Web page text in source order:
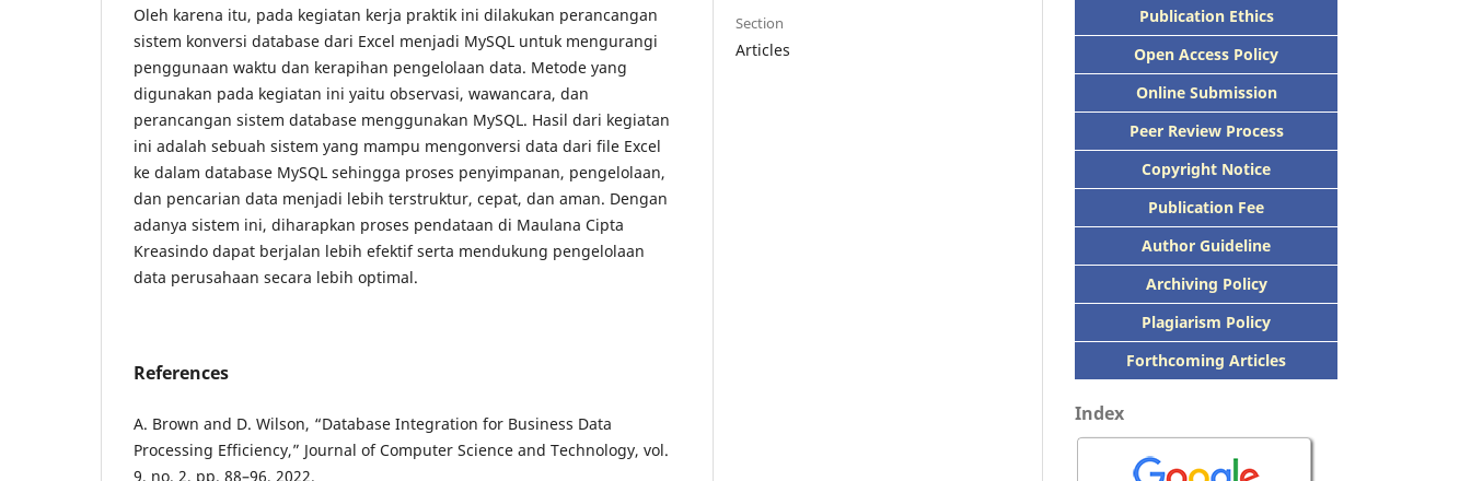
Oleh karena itu, pada kegiatan kerja praktik ini dilakukan perancangan
sistem konversi database dari Excel menjadi MySQL untuk mengurangi
penggunaan waktu dan kerapihan pengelolaan data. Metode yang
digunakan pada kegiatan ini yaitu observasi, wawancara, dan
perancangan sistem database menggunakan MySQL. Hasil dari kegiatan
ini adalah sebuah sistem yang mampu mengonversi data dari file Excel
ke dalam database MySQL sehingga proses penyimpanan, pengelolaan,
dan pencarian data menjadi lebih terstruktur, cepat, dan aman. Dengan
adanya sistem ini, diharapkan proses pendataan di Maulana Cipta
Kreasindo dapat berjalan lebih efektif serta mendukung pengelolaan
data perusahaan secara lebih optimal.
References
A. Brown and D. Wilson, “Database Integration for Business Data
Processing Efficiency,” Journal of Computer Science and Technology, vol.
9, no. 2, pp. 88–96, 2022.
Section
Articles
Publication Ethics
Open Access Policy
Online Submission
Peer Review Process
Copyright Notice
Publication Fee
Author Guideline
Archiving Policy
Plagiarism Policy
Forthcoming Articles
Index